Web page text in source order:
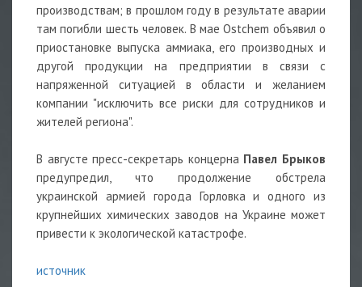
производствам; в прошлом году в результате аварии
там погибли шесть человек. В мае Ostchem объявил о
приостановке выпуска аммиака, его производных и
другой продукции на предприятии в связи с
напряженной ситуацией в области и желанием
компании "исключить все риски для сотрудников и
жителей региона".
В августе пресс-секретарь концерна Павел Брыков
предупредил, что продолжение обстрела
украинской армией города Горловка и одного из
крупнейших химических заводов на Украине может
привести к экологической катастрофе.
источник